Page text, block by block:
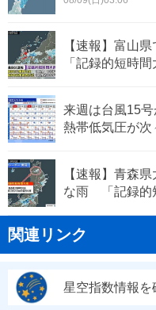
【速報】富山
「記録的短時
来週は台風15
熱帯低気圧が
【速報】青森
な雨 「記録的
関連リンク
星空指数情報を